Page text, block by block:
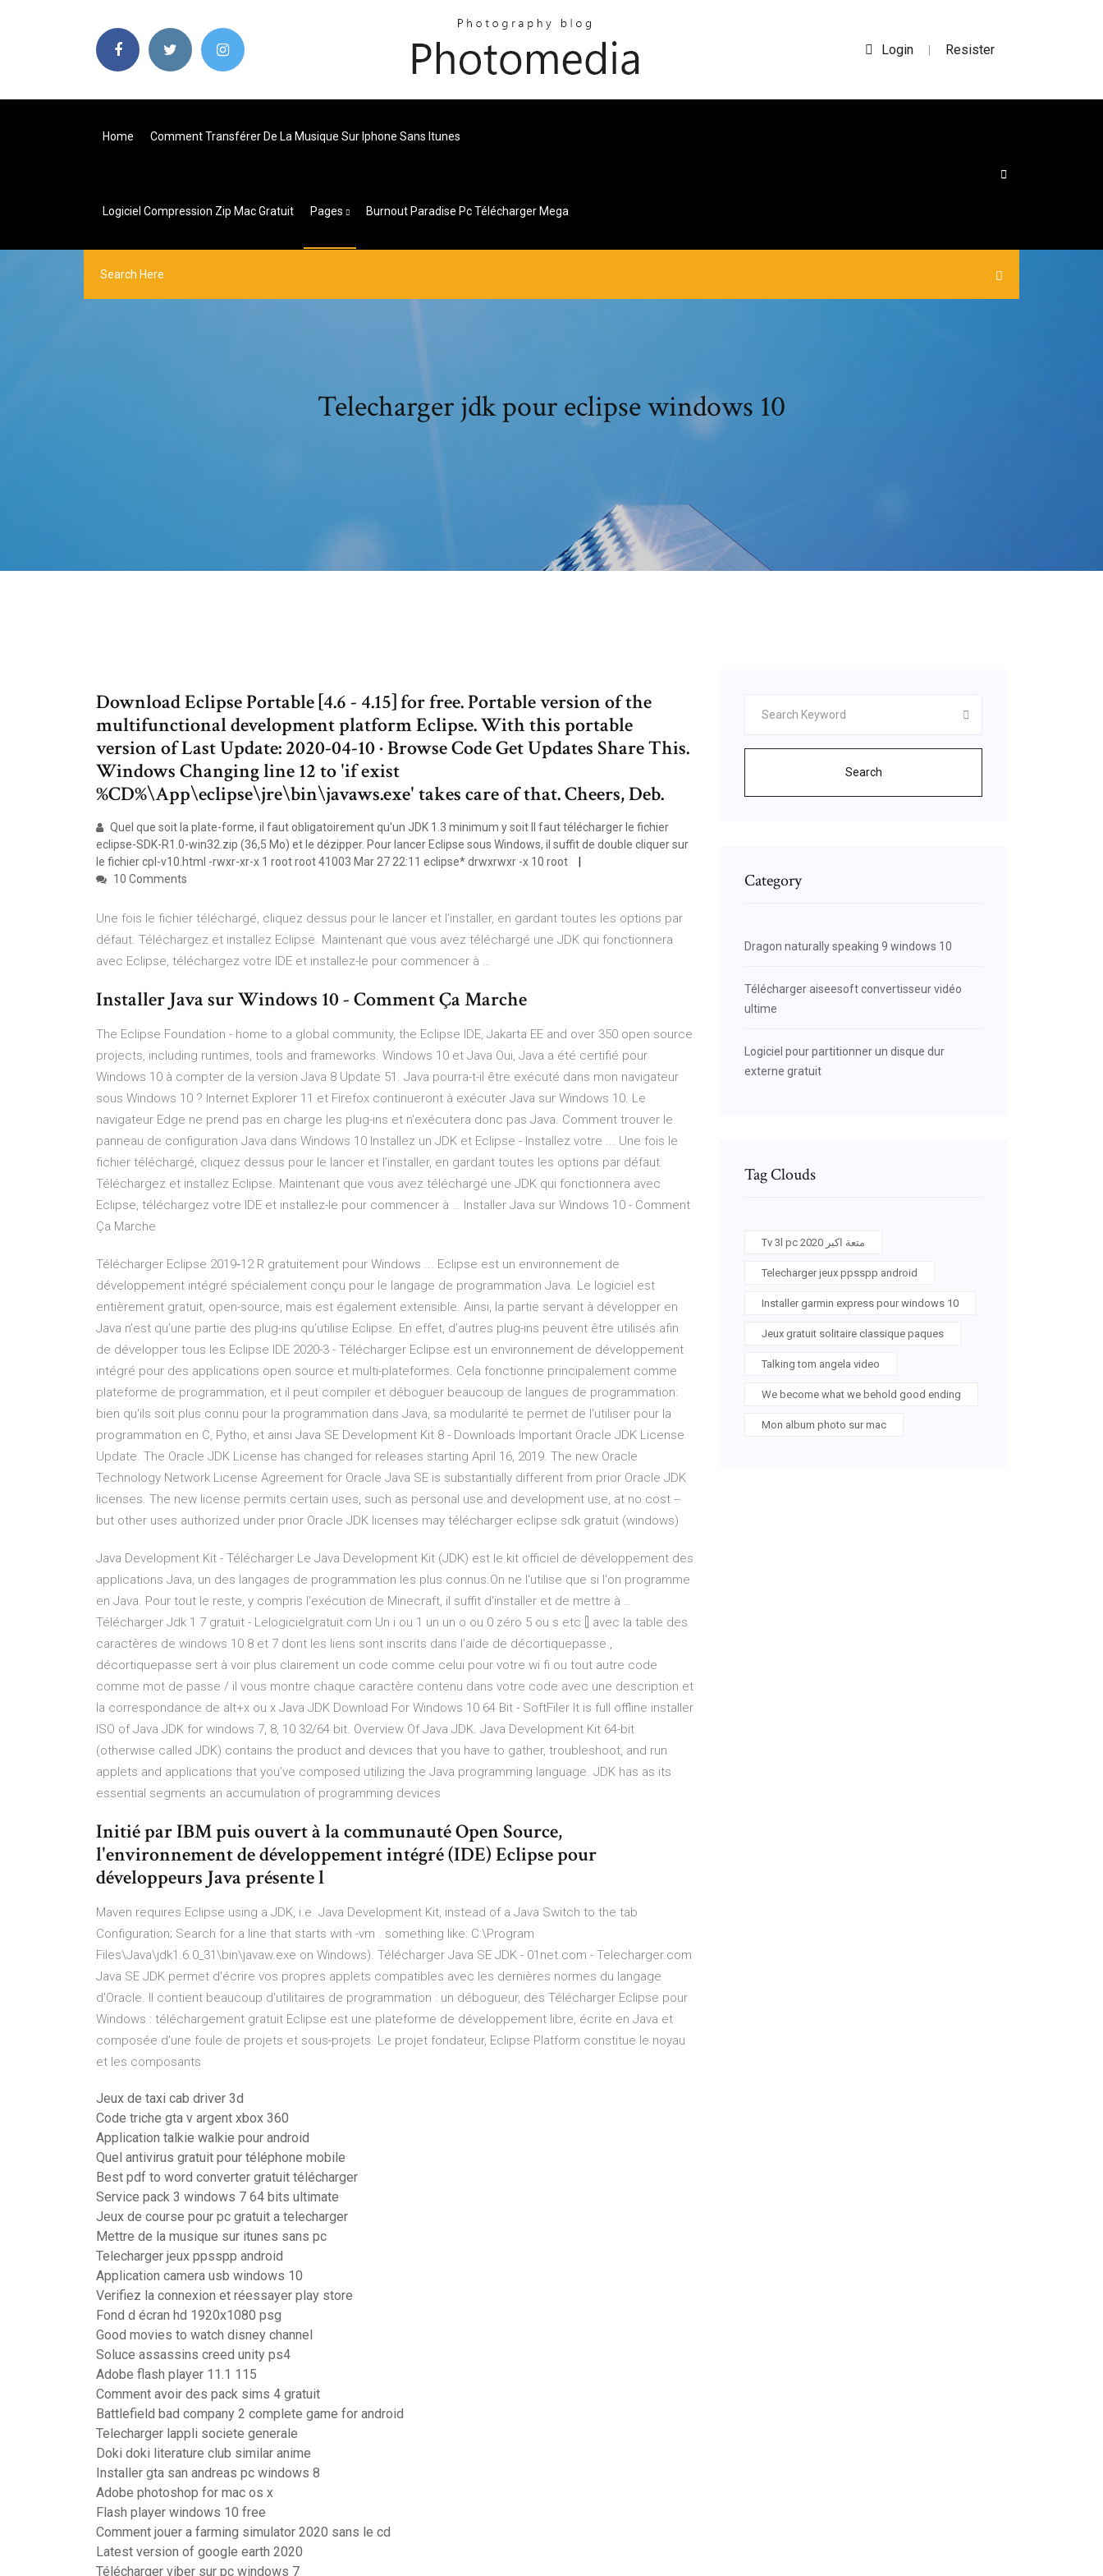
Login | Resister
Home Comment Transférer De La Musique Sur Iphone Sans Itunes
Logiciel Compression Zip Mac Gratuit Pages Burnout Paradise Pc Télécharger Mega
Telecharger jdk pour eclipse windows 10
Download Eclipse Portable [4.6 - 4.15] for free. Portable version of the
multifunctional development platform Eclipse. With this portable
version of Last Update: 2020-04-10 · Browse Code Get Updates Share This.
Windows Changing line 12 to 'if exist
%CD%\App\eclipse\jre\bin\javaws.exe' takes care of that. Cheers, Deb.
Quel que soit la plate-forme, il faut obligatoirement qu'un JDK 1.3 minimum y soit Il faut télécharger le fichier
eclipse-SDK-R1.0-win32.zip (36,5 Mo) et le dézipper. Pour lancer Eclipse sous Windows, il suffit de double cliquer sur
le fichier cpl-v10.html -rwxr-xr-x 1 root root 41003 Mar 27 22:11 eclipse* drwxrwxr -x 10 root
10 Comments
Une fois le fichier téléchargé, cliquez dessus pour le lancer et l’installer, en gardant toutes les options par
défaut. Téléchargez et installez Eclipse. Maintenant que vous avez téléchargé une JDK qui fonctionnera
avec Eclipse, téléchargez votre IDE et installez-le pour commencer à …
Installer Java sur Windows 10 - Comment Ça Marche
The Eclipse Foundation - home to a global community, the Eclipse IDE, Jakarta EE and over 350 open source
projects, including runtimes, tools and frameworks. Windows 10 et Java Oui, Java a été certifié pour
Windows 10 à compter de la version Java 8 Update 51. Java pourra-t-il être exécuté dans mon navigateur
sous Windows 10 ? Internet Explorer 11 et Firefox continueront à exécuter Java sur Windows 10. Le
navigateur Edge ne prend pas en charge les plug-ins et n'exécutera donc pas Java. Comment trouver le
panneau de configuration Java dans Windows 10 Installez un JDK et Eclipse - Installez votre ... Une fois le
fichier téléchargé, cliquez dessus pour le lancer et l’installer, en gardant toutes les options par défaut.
Téléchargez et installez Eclipse. Maintenant que vous avez téléchargé une JDK qui fonctionnera avec
Eclipse, téléchargez votre IDE et installez-le pour commencer à … Installer Java sur Windows 10 - Comment
Ça Marche
Télécharger Eclipse 2019‑12 R gratuitement pour Windows ... Eclipse est un environnement de
développement intégré spécialement conçu pour le langage de programmation Java. Le logiciel est
entièrement gratuit, open-source, mais est également extensible. Ainsi, la partie servant à développer en
Java n’est qu’une partie des plug-ins qu’utilise Eclipse. En effet, d’autres plug-ins peuvent être utilisés afin
de développer tous les Eclipse IDE 2020-3 - Télécharger Eclipse est un environnement de développement
intégré pour des applications open source et multi-plateformes. Cela fonctionne principalement comme
plateforme de programmation, et il peut compiler et déboguer beaucoup de langues de programmation:
bien qu'ils soit plus connu pour la programmation dans Java, sa modularité te permet de l'utiliser pour la
programmation en C, Pytho, et ainsi Java SE Development Kit 8 - Downloads Important Oracle JDK License
Update. The Oracle JDK License has changed for releases starting April 16, 2019. The new Oracle
Technology Network License Agreement for Oracle Java SE is substantially different from prior Oracle JDK
licenses. The new license permits certain uses, such as personal use and development use, at no cost --
but other uses authorized under prior Oracle JDK licenses may télécharger eclipse sdk gratuit (windows)
Java Development Kit - Télécharger Le Java Development Kit (JDK) est le kit officiel de développement des
applications Java, un des langages de programmation les plus connus.On ne l'utilise que si l'on programme
en Java. Pour tout le reste, y compris l'exécution de Minecraft, il suffit d'installer et de mettre à …
Télécharger Jdk 1 7 gratuit - Lelogicielgratuit.com Un i ou 1 un un o ou 0 zéro 5 ou s etc [] avec la table des
caractères de windows 10 8 et 7 dont les liens sont inscrits dans l'aide de décortiquepasse ,
décortiquepasse sert à voir plus clairement un code comme celui pour votre wi fi ou tout autre code
comme mot de passe / il vous montre chaque caractère contenu dans votre code avec une description et
la correspondance de alt+x ou x Java JDK Download For Windows 10 64 Bit - SoftFiler It is full offline installer
ISO of Java JDK for windows 7, 8, 10 32/64 bit. Overview Of Java JDK. Java Development Kit 64-bit
(otherwise called JDK) contains the product and devices that you have to gather, troubleshoot, and run
applets and applications that you’ve composed utilizing the Java programming language. JDK has as its
essential segments an accumulation of programming devices
Initié par IBM puis ouvert à la communauté Open Source,
l'environnement de développement intégré (IDE) Eclipse pour
développeurs Java présente l
Maven requires Eclipse using a JDK, i.e. Java Development Kit, instead of a Java Switch to the tab
Configuration; Search for a line that starts with -vm . something like: C:\Program
Files\Java\jdk1.6.0_31\bin\javaw.exe on Windows). Télécharger Java SE JDK - 01net.com - Telecharger.com
Java SE JDK permet d'écrire vos propres applets compatibles avec les dernières normes du langage
d'Oracle. Il contient beaucoup d'utilitaires de programmation : un débogueur, des Télécharger Eclipse pour
Windows : téléchargement gratuit Eclipse est une plateforme de développement libre, écrite en Java et
composée d'une foule de projets et sous-projets. Le projet fondateur, Eclipse Platform constitue le noyau
et les composants
Jeux de taxi cab driver 3d
Code triche gta v argent xbox 360
Application talkie walkie pour android
Quel antivirus gratuit pour téléphone mobile
Best pdf to word converter gratuit télécharger
Service pack 3 windows 7 64 bits ultimate
Jeux de course pour pc gratuit a telecharger
Mettre de la musique sur itunes sans pc
Telecharger jeux ppsspp android
Application camera usb windows 10
Verifiez la connexion et réessayer play store
Fond d écran hd 1920x1080 psg
Good movies to watch disney channel
Soluce assassins creed unity ps4
Adobe flash player 11.1 115
Comment avoir des pack sims 4 gratuit
Battlefield bad company 2 complete game for android
Telecharger lappli societe generale
Doki doki literature club similar anime
Installer gta san andreas pc windows 8
Adobe photoshop for mac os x
Flash player windows 10 free
Comment jouer a farming simulator 2020 sans le cd
Latest version of google earth 2020
Télécharger viber sur pc windows 7
Search
Category
Dragon naturally speaking 9 windows 10
Télécharger aiseesoft convertisseur vidéo
ultime
Logiciel pour partitionner un disque dur
externe gratuit
Tag Clouds
Tv 3l pc 2020 متعة اكبر
Telecharger jeux ppsspp android
Installer garmin express pour windows 10
Jeux gratuit solitaire classique paques
Talking tom angela video
We become what we behold good ending
Mon album photo sur mac